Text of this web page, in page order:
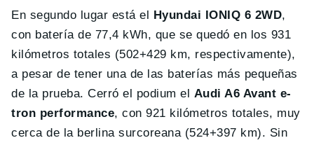
En segundo lugar está el Hyundai IONIQ 6 2WD,
con batería de 77,4 kWh, que se quedó en los 931
kilómetros totales (502+429 km, respectivamente),
a pesar de tener una de las baterías más pequeñas
de la prueba. Cerró el podium el Audi A6 Avant e-
tron performance, con 921 kilómetros totales, muy
cerca de la berlina surcoreana (524+397 km). Sin